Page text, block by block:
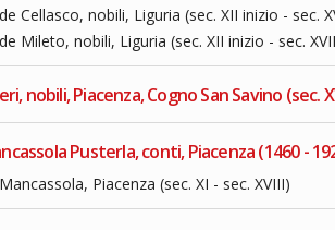
de Cellasco, nobili, Liguria (sec. XII inizio - sec.
de Mileto, nobili, Liguria (sec. XII inizio - sec.
nobili, Piacenza, Cogno San Savino (sec.
Pusterla, conti, Piacenza (1460 -
Mancassola, Piacenza (sec. XI - sec. XVIII)